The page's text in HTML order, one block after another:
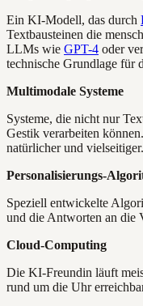
Ein KI-Modell, das durch
Textbausteinen die
LLMs wie GPT-4 oder
technische Grundlage für
Multimodale Systeme
Systeme, die nicht nur
Gestik verarbeiten
natürlicher und vielseitiger.
Personalisierungs-
Speziell entwickelte
und die Antworten an die
Cloud-Computing
Die KI-Freundin läuft
rund um die Uhr